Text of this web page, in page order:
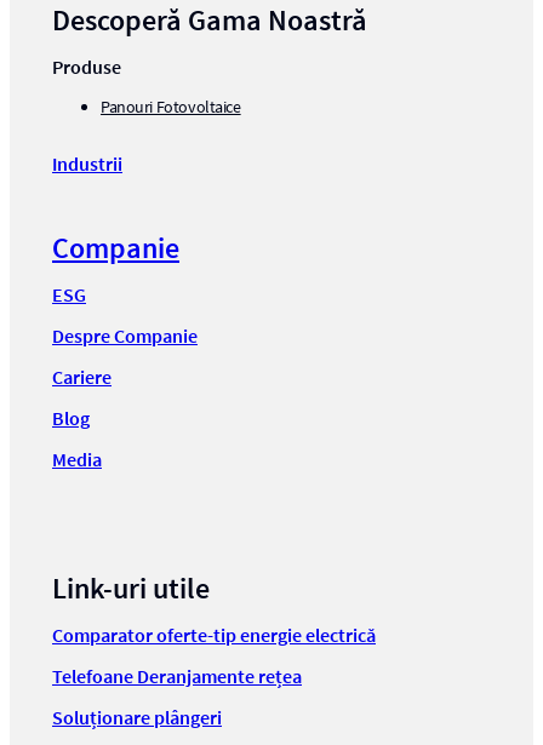
Descoperă Gama Noastră
Produse
Panouri Fotovoltaice
Industrii
Companie
ESG
Despre Companie
Cariere
Blog
Media
Link-uri utile
Comparator oferte-tip energie electrică
Telefoane Deranjamente rețea
Soluționare plângeri